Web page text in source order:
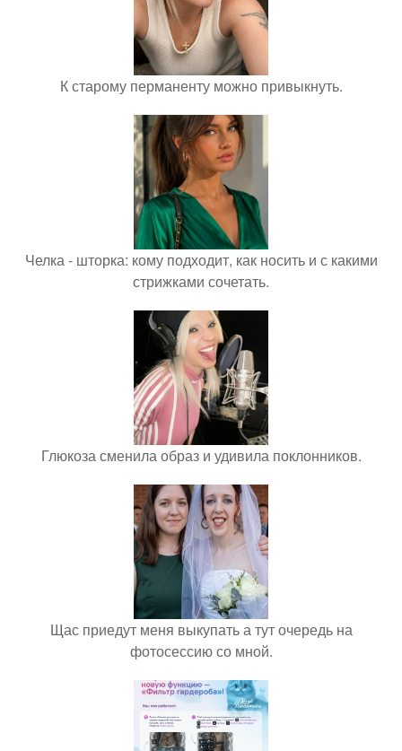
К старому перманенту можно привыкнуть.
Челка - шторка: кому подходит, как носить и с какими
стрижками сочетать.
Глюкоза сменила образ и удивила поклонников.
Щас приедут меня выкупать а тут очередь на
фотосессию со мной.